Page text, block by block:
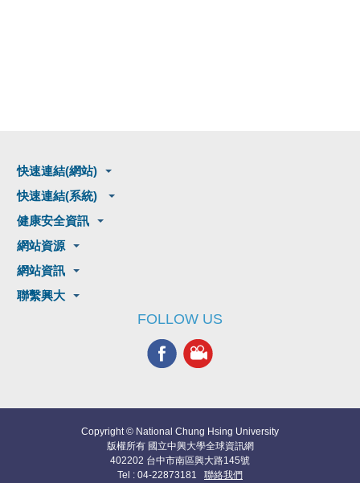
快速連結(網站)
快速連結(系統)
健康安全資訊
網站資源
網站資訊
聯繫興大
FOLLOW US
Copyright © National Chung Hsing University
版權所有 國立中興大學全球資訊網
402202 台中市南區興大路145號
Tel : 04-22873181 聯絡我們